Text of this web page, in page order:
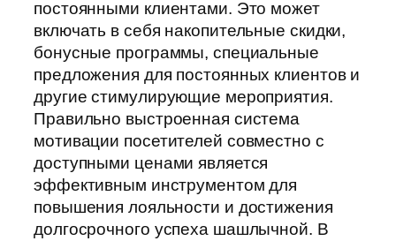
постоянными клиентами. Это может
включать в себя накопительные скидки,
бонусные программы, специальные
предложения для постоянных клиентов и
другие стимулирующие мероприятия.
Правильно выстроенная система
мотивации посетителей совместно с
доступными ценами является
эффективным инструментом для
повышения лояльности и достижения
долгосрочного успеха шашлычной. В